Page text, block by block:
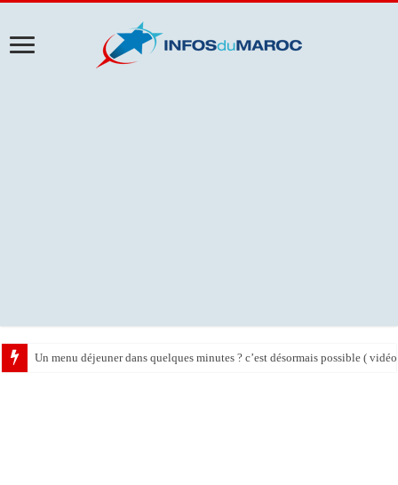
Un menu déjeuner dans quelques minutes ? c’est désormais possible (